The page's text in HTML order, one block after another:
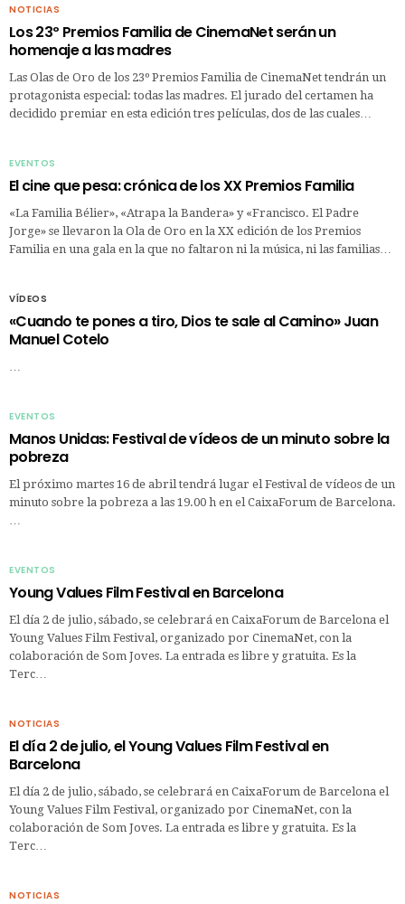
NOTICIAS
Los 23º Premios Familia de CinemaNet serán un
homenaje a las madres
Las Olas de Oro de los 23º Premios Familia de CinemaNet tendrán un
protagonista especial: todas las madres. El jurado del certamen ha
decidido premiar en esta edición tres películas, dos de las cuales…
EVENTOS
El cine que pesa: crónica de los XX Premios Familia
«La Familia Bélier», «Atrapa la Bandera» y «Francisco. El Padre
Jorge» se llevaron la Ola de Oro en la XX edición de los Premios
Familia en una gala en la que no faltaron ni la música, ni las familias…
VÍDEOS
«Cuando te pones a tiro, Dios te sale al Camino» Juan
Manuel Cotelo
…
EVENTOS
Manos Unidas: Festival de vídeos de un minuto sobre la
pobreza
El próximo martes 16 de abril tendrá lugar el Festival de vídeos de un
minuto sobre la pobreza a las 19.00 h en el CaixaForum de Barcelona.
…
EVENTOS
Young Values Film Festival en Barcelona
El día 2 de julio, sábado, se celebrará en CaixaForum de Barcelona el
Young Values Film Festival, organizado por CinemaNet, con la
colaboración de Som Joves. La entrada es libre y gratuita. Es la
Terc…
NOTICIAS
El día 2 de julio, el Young Values Film Festival en
Barcelona
El día 2 de julio, sábado, se celebrará en CaixaForum de Barcelona el
Young Values Film Festival, organizado por CinemaNet, con la
colaboración de Som Joves. La entrada es libre y gratuita. Es la
Terc…
NOTICIAS